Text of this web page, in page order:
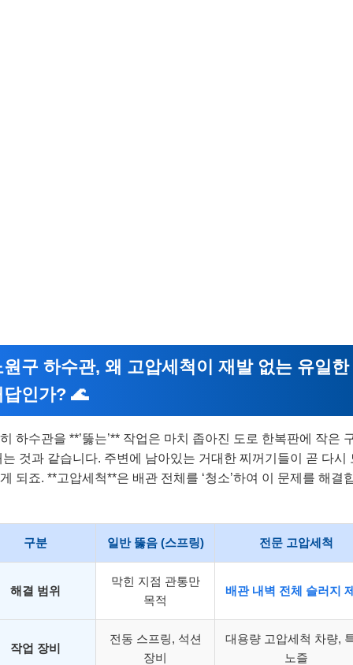
원구 하수관, 왜 고압세척이 재발 없는 유일한
답인가? 🌊
하수관을 **’뚫는’** 작업은 마치 좁아진 도로 한복판에 작은
는 것과 같습니다. 주변에 남아있는 거대한 찌꺼기들이 곧 다시
되죠. **고압세척**은 배관 전체를 ‘청소’하여 이 문제를 해결
구분 일반 뚫음 (스프링) 전문 고압세척
해결 범위
막힌 지점 관통만
목적
배관 내벽 전체 슬러지
작업 장비
전동 스프링, 석션
장비
대용량 고압세척 차량,
노즐